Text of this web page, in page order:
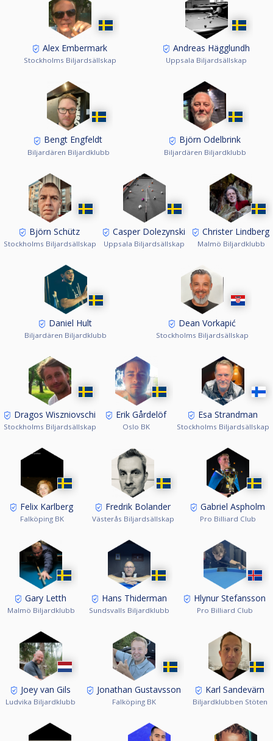
Alex Embermark
Stockholms Biljardsällskap
Andreas Hägglundh
Uppsala Biljardsällskap
Bengt Engfeldt
Biljardären Biljardklubb
Björn Odelbrink
Biljardären Biljardklubb
Björn Schütz
Stockholms Biljardsällskap
Casper Dolezynski
Uppsala Biljardsällskap
Christer Lindberg
Malmö Biljardklubb
Daniel Hult
Biljardären Biljardklubb
Dean Vorkapić
Stockholms Biljardsällskap
Dragos Wiszniovschi
Stockholms Biljardsällskap
Erik Gårdelöf
Oslo BK
Esa Strandman
Stockholms Biljardsällskap
Felix Karlberg
Falköping BK
Fredrik Bolander
Västerås Biljardsällskap
Gabriel Aspholm
Pro Billiard Club
Gary Letth
Malmö Biljardklubb
Hans Thiderman
Sundsvalls Biljardklubb
Hlynur Stefansson
Pro Billiard Club
Joey van Gils
Ludvika Biljardklubb
Jonathan Gustavsson
Falköping BK
Karl Sandevärn
Biljardklubben Stöten